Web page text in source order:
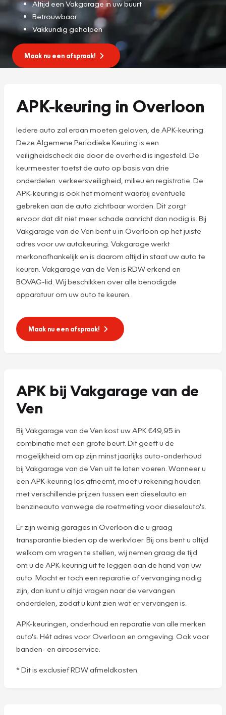
Altijd een Vakgarage in uw buurt
Betrouwbaar
Vakkundig geholpen
Maak nu een afspraak!
APK-keuring in Overloon
Iedere auto zal eraan moeten geloven, de APK-keuring.
Deze Algemene Periodieke Keuring is een
veiligheidscheck die door de overheid is ingesteld. De
keurmeester toetst de auto op basis van drie
onderdelen: verkeersveiligheid, milieu en registratie. De
APK-keuring is ook het moment waarbij eventuele
gebreken aan de auto zichtbaar worden. Dit zorgt
ervoor dat dit niet meer schade aanricht dan nodig is. Bij
Vakgarage van de Ven bent u in Overloon op het juiste
adres voor uw autokeuring. Vakgarage werkt
merkonafhankelijk en is daarom altijd in staat uw auto te
keuren. Vakgarage van de Ven is RDW erkend en
BOVAG-lid. Wij beschikken over alle benodigde
apparatuur om uw auto te keuren.
Maak nu een afspraak!
APK bij Vakgarage van de
Ven
Bij Vakgarage van de Ven kost uw APK €49,95 in
combinatie met een grote beurt. Dit geeft u de
mogelijkheid om op zijn minst jaarlijks auto-onderhoud
bij Vakgarage van de Ven uit te laten voeren. Wanneer u
een APK-keuring los afneemt, moet u rekening houden
met verschillende prijzen tussen een dieselauto en
benzineauto vanwege de roetmeting voor dieselauto's.
Er zijn weinig garages in Overloon die u graag
transparantie bieden op de werkvloer. Bij ons bent u altijd
welkom om vragen te stellen, wij nemen graag de tijd
om u de APK-keuring uit te leggen aan de hand van uw
auto. Mocht er toch een reparatie of vervanging nodig
zijn, dan kunt u altijd vragen naar de vervangen
onderdelen, zodat u kunt zien wat er vervangen is.
APK-keuringen, onderhoud en reparatie van alle merken
auto's. Hét adres voor Overloon en omgeving. Ook voor
banden- en aircoservice.
* Dit is exclusief RDW afmeldkosten.